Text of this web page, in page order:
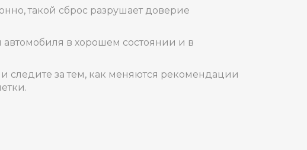
такой сброс разрушает доверие
в хорошем состоянии и в
следите за тем, как меняются рекомендации